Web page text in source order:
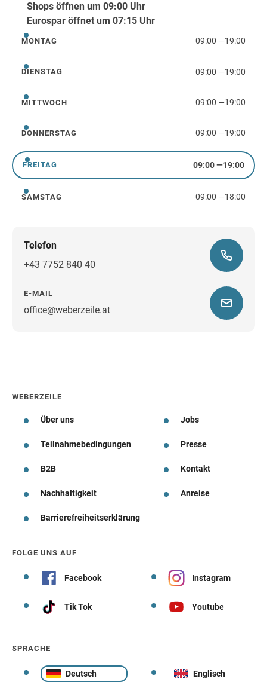
Shops öffnen um 09:00 Uhr
Eurospar öffnet um 07:15 Uhr
Montag
MONTAG 09:00 —19:00
Dienstag
DIENSTAG 09:00 —19:00
Mittwoch
MITTWOCH 09:00 —19:00
Donnerstag
DONNERSTAG 09:00 —19:00
Freitag
FREITAG 09:00—19:00
Samstag
SAMSTAG 09:00 —18:00
Telefon
+43 7752 840 40
E-MAIL
office@weberzeile.atWegbeschreibung
WEBERZEILE
Über uns Jobs
Teilnahmebedingungen Presse
B2B Kontakt
Nachhaltigkeit Anreise
Barrierefreiheitserklärung
FOLGE UNS AUF
Facebook Instagram
Tik Tok Youtube
SPRACHE
Deutsch Englisch